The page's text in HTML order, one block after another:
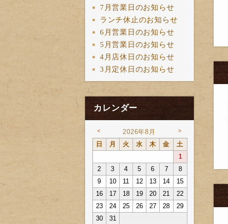
7月営業日のお知らせ
ランチ休止のお知らせ
6月営業日のお知らせ
5月営業日のお知らせ
4月店休日のお知らせ
3月定休日のお知らせ
カレンダー
< 2026年8月 >
日 月 火 水 木 金
土
1
2
3 4 5 6 7
8
9
10 11 12 13 14
15
16
17 18 19 20 21
22
23
24 25 26 27 28
29
30
31